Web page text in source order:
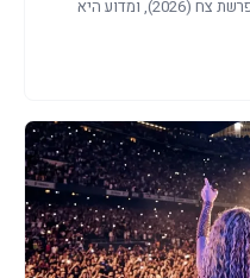
של ההצבעה במבחן מרכז החיים לאור פרשת צח (2026), ומדוע היא